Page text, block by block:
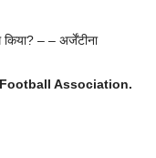
– – अर्जेंटीना
Association.